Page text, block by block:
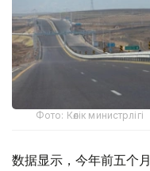
Фото: Көлік министрлігі
数据显示，今年前五个